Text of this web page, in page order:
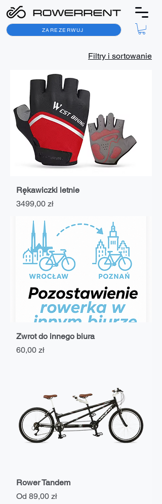
ZAREZERWUJ
Filtry i sortowanie
Rękawiczki letnie
Cena
3499,00 zł
Zwrot do innego biura
Cena
60,00 zł
Rower Tandem
Od 89,00 zł
Cena rabatowa